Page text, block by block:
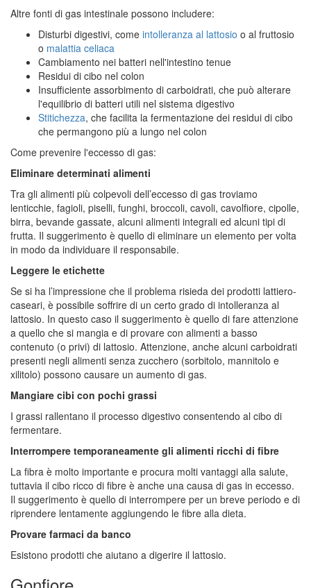
Altre fonti di gas intestinale possono includere:
Disturbi digestivi, come intolleranza al lattosio o al fruttosio
o malattia celiaca
Cambiamento nei batteri nell'intestino tenue
Residui di cibo nel colon
Insufficiente assorbimento di carboidrati, che può alterare
l'equilibrio di batteri utili nel sistema digestivo
Stitichezza, che facilita la fermentazione dei residui di cibo
che permangono più a lungo nel colon
Come prevenire l'eccesso di gas:
Eliminare determinati alimenti
Tra gli alimenti più colpevoli dell’eccesso di gas troviamo
lenticchie, fagioli, piselli, funghi, broccoli, cavoli, cavolfiore, cipolle,
birra, bevande gassate, alcuni alimenti integrali ed alcuni tipi di
frutta. Il suggerimento è quello di eliminare un elemento per volta
in modo da individuare il responsabile.
Leggere le etichette
Se si ha l’impressione che il problema risieda dei prodotti lattiero-
caseari, è possibile soffrire di un certo grado di intolleranza al
lattosio. In questo caso il suggerimento è quello di fare attenzione
a quello che si mangia e di provare con alimenti a basso
contenuto (o privi) di lattosio. Attenzione, anche alcuni carboidrati
presenti negli alimenti senza zucchero (sorbitolo, mannitolo e
xilitolo) possono causare un aumento di gas.
Mangiare cibi con pochi grassi
I grassi rallentano il processo digestivo consentendo al cibo di
fermentare.
Interrompere temporaneamente gli alimenti ricchi di fibre
La fibra è molto importante e procura molti vantaggi alla salute,
tuttavia il cibo ricco di fibre è anche una causa di gas in eccesso.
Il suggerimento è quello di interrompere per un breve periodo e di
riprendere lentamente aggiungendo le fibre alla dieta.
Provare farmaci da banco
Esistono prodotti che aiutano a digerire il lattosio.